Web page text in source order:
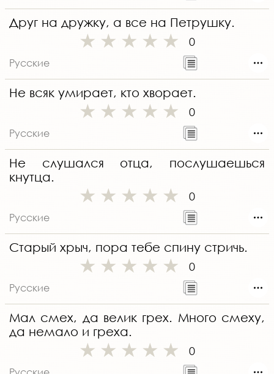
Друг на дружку, а все на Петрушку.
0
Русские
Не всяк умирает, кто хворает.
0
Русские
Не слушался отца, послушаешься
кнутца.
0
Русские
Старый хрыч, пора тебе спину стричь.
0
Русские
Мал смех, да велик грех. Много смеху,
да немало и греха.
0